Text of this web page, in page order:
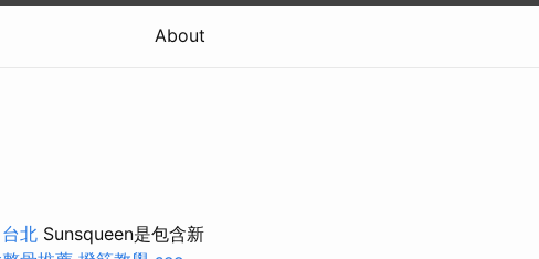
About
北 Sunsqueen是包含新